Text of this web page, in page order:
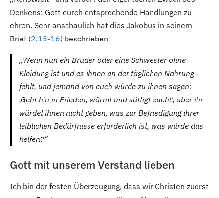
Denkens: Gott durch entsprechende Handlungen zu
ehren. Sehr anschaulich hat dies Jakobus in seinem
Brief (2,15-16) beschrieben:
„Wenn nun ein Bruder oder eine Schwester ohne
Kleidung ist und es ihnen an der täglichen Nahrung
fehlt, und jemand von euch würde zu ihnen sagen:
‚Geht hin in Frieden, wärmt und sättigt euch!‘, aber ihr
würdet ihnen nicht geben, was zur Befriedigung ihrer
leiblichen Bedürfnisse erforderlich ist, was würde das
helfen?“
Gott mit unserem Verstand lieben
Ich bin der festen Überzeugung, dass wir Christen zuerst